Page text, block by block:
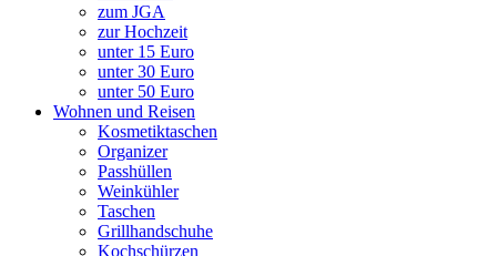
zum JGA
zur Hochzeit
unter 15 Euro
unter 30 Euro
unter 50 Euro
Wohnen und Reisen
Kosmetiktaschen
Organizer
Passhüllen
Weinkühler
Taschen
Grillhandschuhe
Kochschürzen